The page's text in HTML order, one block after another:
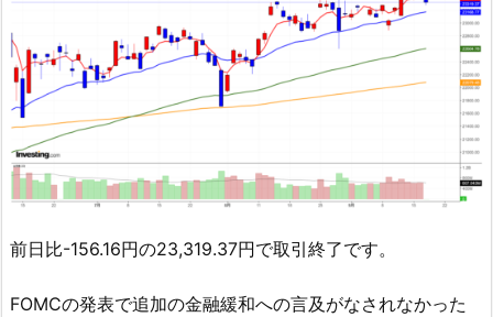
前日比-156.16円の23,319.37円で取引終了です。
FOMCの発表で追加の金融緩和への言及がなされなかった